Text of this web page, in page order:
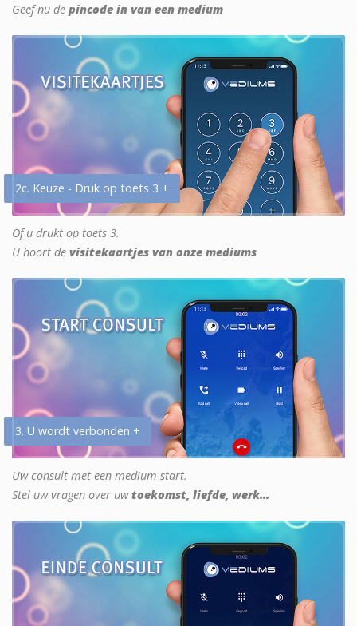
Geef nu de pincode in van een medium
2c. Keuze - Druk op toets 3 +
Of u drukt op toets 3.
U hoort de visitekaartjes van onze mediums
3. U wordt verbonden +
Uw consult met een medium start.
Stel uw vragen over uwtoekomst, liefde, werk...